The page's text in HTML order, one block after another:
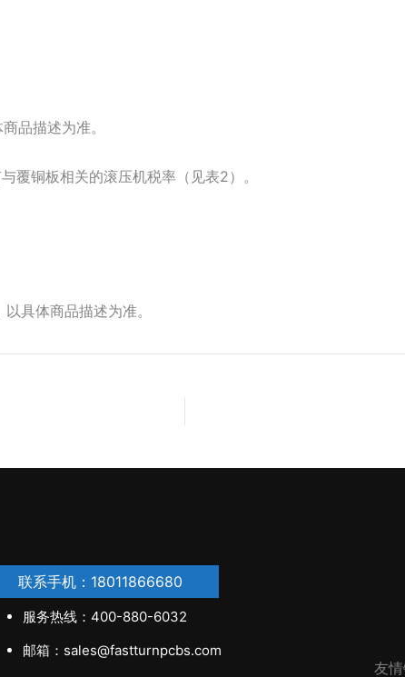
品描述为准。
覆铜板相关的滚压机税率（见表2）。
具体商品描述为准。
联系手机：18011866680
服务热线：400-880-6032
邮箱：sales@fastturnpcbs.com
友情